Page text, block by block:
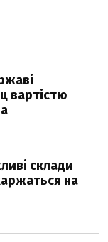
вартістю
склади
на